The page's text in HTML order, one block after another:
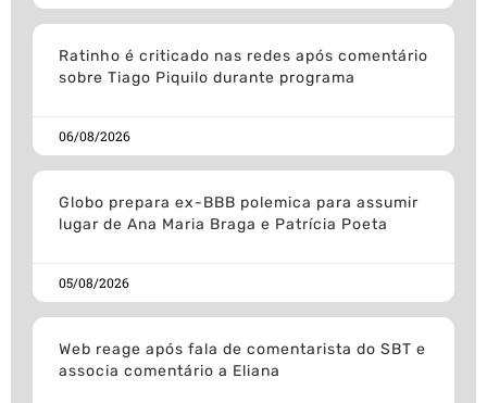
Ratinho é criticado nas redes após comentário
sobre Tiago Piquilo durante programa
06/08/2026
Globo prepara ex-BBB polemica para assumir
lugar de Ana Maria Braga e Patrícia Poeta
05/08/2026
Web reage após fala de comentarista do SBT e
associa comentário a Eliana